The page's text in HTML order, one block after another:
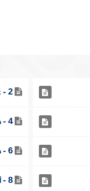
2 - غسل المني من الثوب
4 - حكم بول الصبي الذي لم يأكل الطعام
6 - حكم بول ما يؤكل لحمه
8 - آداب البزاق